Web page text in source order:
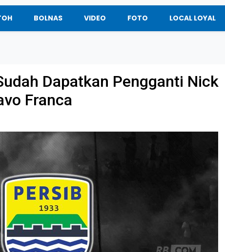
BOLNAS VIDEO FOTO LOCAL LOYAL
Dapatkan Pengganti Nick
Franca